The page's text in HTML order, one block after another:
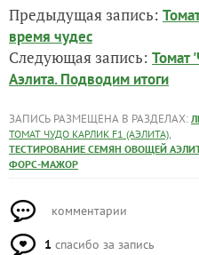
Предыдущая запись:
время чудес
Следующая запись: Томат
Аэлита. Подводим итоги
ЗАПИСЬ РАЗМЕЩЕНА В РАЗДЕЛАХ:
ТОМАТ ЧУДО КАРЛИК F1 (АЭЛИТА),
ТЕСТИРОВАНИЕ СЕМЯН ОВОЩЕЙ
ФОРС-МАЖОР
комментарии
1 спасибо за запись